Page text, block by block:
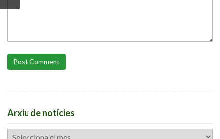
Post Comment
Arxiu de notícies
Arxiu